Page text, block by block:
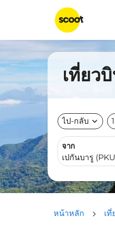
เที่ยว
ไป-กลับ expand_more
จาก
หน้าหลัก เ